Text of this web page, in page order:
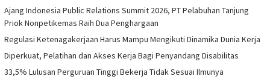
Ajang Indonesia Public Relations Summit 2026, PT Pelabuhan Tanjung
Priok Nonpetikemas Raih Dua Penghargaan
Regulasi Ketenagakerjaan Harus Mampu Mengikuti Dinamika Dunia Kerja
Diperkuat, Pelatihan dan Akses Kerja Bagi Penyandang Disabilitas
33,5% Lulusan Perguruan Tinggi Bekerja Tidak Sesuai Ilmunya